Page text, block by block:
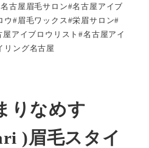
古屋眉毛サロン#名古屋アイブ
ウ#眉毛ワックス#栄眉サロン#
アイブロウリスト#名古屋アイ
ング名古屋
りなめす
)眉毛スタイ